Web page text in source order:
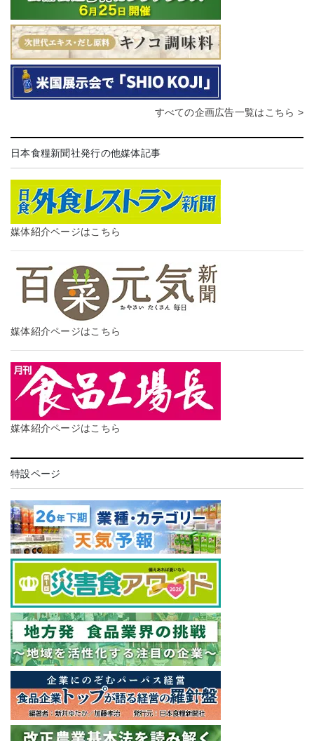
すべての企画広告一覧はこちら >
日本食糧新聞社発行の他媒体記事
媒体紹介ページはこちら
媒体紹介ページはこちら
媒体紹介ページはこちら
特設ページ